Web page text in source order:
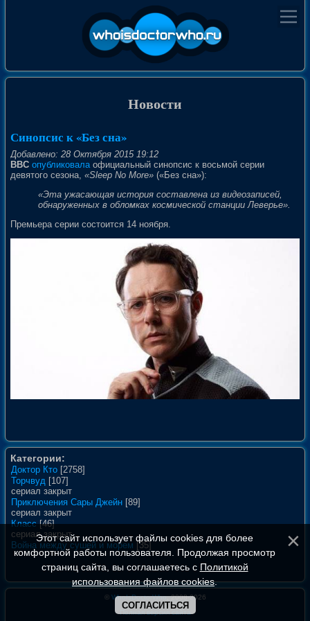
Новости
Синопсис к «Без сна»
Добавлено: 28 Октября 2015 19:12
BBC опубликовалаофициальный синопсис к восьмой серии
девятого сезона, «Sleep No More» («Без сна»):
«Эта ужасающая история составлена из видеозаписей,
обнаруженных в обломках космической станции Леверье».
Премьера серии состоится 14 ноября.
Категории:
Доктор Кто [2758]
Торчвуд [107]
сериал закрыт
Приключения Сары Джейн [89]
сериал закрыт
Класс [46]
сериал закрыт
Война между сушей и морем [35]
© WhoIsDoctorWho, 2008-2026
Этот сайт использует файлы cookies для более
комфортной работы пользователя. Продолжая просмотр
страниц сайта, вы соглашаетесь с Политикой
использования файлов cookies.
СОГЛАСИТЬСЯ